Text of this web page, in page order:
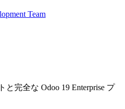
Team
完全な Odoo 19 Enterprise プ